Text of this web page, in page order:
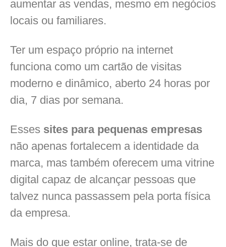
aumentar as vendas, mesmo em negócios
locais ou familiares.
Ter um espaço próprio na internet
funciona como um cartão de visitas
moderno e dinâmico, aberto 24 horas por
dia, 7 dias por semana.
Esses sites para pequenas empresas
não apenas fortalecem a identidade da
marca, mas também oferecem uma vitrine
digital capaz de alcançar pessoas que
talvez nunca passassem pela porta física
da empresa.
Mais do que estar online, trata-se de